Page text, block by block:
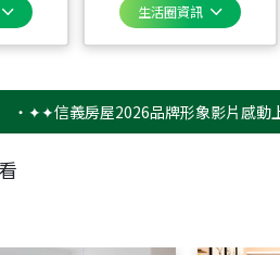
生活圈資訊
義房屋2026品牌形象影片感動上映✦✦